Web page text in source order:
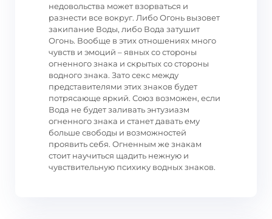
недовольства может взорваться и
разнести все вокруг. Либо Огонь вызовет
закипание Воды, либо Вода затушит
Огонь. Вообще в этих отношениях много
чувств и эмоций – явных со стороны
огненного знака и скрытых со стороны
водного знака. Зато секс между
представителями этих знаков будет
потрясающе яркий. Союз возможен, если
Вода не будет заливать энтузиазм
огненного знака и станет давать ему
больше свободы и возможностей
проявить себя. Огненным же знакам
стоит научиться щадить нежную и
чувствительную психику водных знаков.